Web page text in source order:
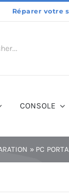
CONSOLE
» PC